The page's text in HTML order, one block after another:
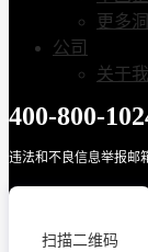
更多
公司
关于我
400-800-
违法和不良信息举报邮
扫描二维码